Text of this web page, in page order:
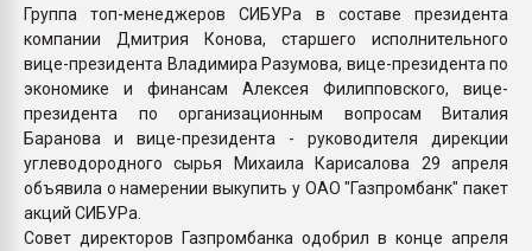
Группа топ-менеджеров СИБУРа в составе президента
компании Дмитрия Конова, старшего исполнительного
вице-президента Владимира Разумова, вице-президента по
экономике и финансам Алексея Филипповского, вице-
президента по организационным вопросам Виталия
Баранова и вице-президента - руководителя дирекции
углеводородного сырья Михаила Карисалова 29 апреля
объявила о намерении выкупить у ОАО "Газпромбанк" пакет
акций СИБУРа.
Совет директоров Газпромбанка одобрил в конце апреля